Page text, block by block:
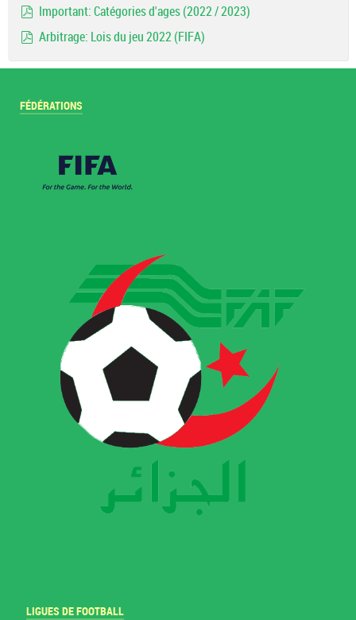
Important: Catégories d'ages (2022 / 2023)
Arbitrage: Lois du jeu 2022 (FIFA)
FÉDÉRATIONS
LIGUES DE FOOTBALL